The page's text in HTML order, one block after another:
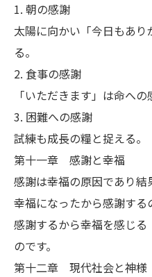
1. 朝の感謝
太陽に向かい「今日もあ
る。
2. 食事の感謝
「いただきます」は命への
3. 困難への感謝
試練も成長の糧と捉える。
第十一章 感謝と幸福
感謝は幸福の原因であり結
幸福になったから感謝する
感謝するから幸福を感じる
のです。
第十二章 現代社会と神様